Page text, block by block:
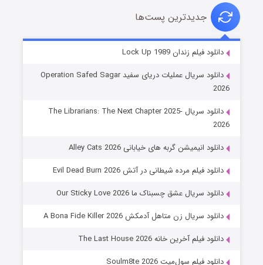
شوهر
عملیات آپارتمان
قسمت۲ (زیرنویس) منتشر شد
جدیدترین پست‌ها
دانلود فیلم زندان Lock Up 1989
دانلود سریال عملیات دریای سفید Operation Safed Sagar
2026
دانلود سریال The Librarians: The Next Chapter 2025-
2026
دانلود انیمیشن گربه های خیابانی Alley Cats 2026
دانلود فیلم مرده شیطانی در آتش Evil Dead Burn 2026
دانلود سریال عشق چسبناک ما Our Sticky Love 2026
دانلود سریال زن متاهل آدمکش A Bona Fide Killer 2026
دانلود فیلم آخرین خانه The Last House 2026
دانلود فیلم سول‌میت Soulm8te 2026